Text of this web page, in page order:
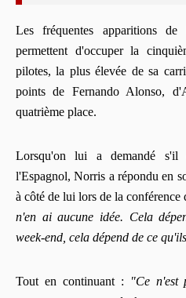
Les fréquentes apparitions
permettent d'occuper la
pilotes, la plus élevée de sa
points de Fernando Alonso,
quatrième place.
Lorsqu'on lui a demandé
l'Espagnol, Norris a répondu en
à côté de lui lors de la conférence
n'en ai aucune idée. Cela
week-end, cela dépend de ce
Tout en continuant :
"Ce n'est